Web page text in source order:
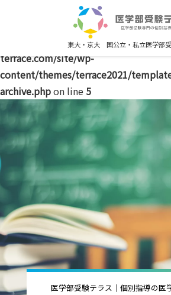
東大・京大 国公立・私立医学部
: explode() expects
/home/r5227289/
terrace.com/site/wp-
content/themes/terrace2021/
archive.phpon line 5
医学部受験テラス｜個別指導の医